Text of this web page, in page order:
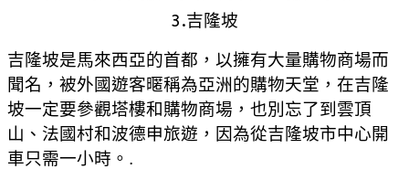
3.吉隆坡
吉隆坡是馬來西亞的首都，以擁有大量購物商場而
聞名，被外國遊客暱稱為亞洲的購物天堂，在吉隆
坡一定要參觀塔樓和購物商場，也別忘了到雲頂
山、法國村和波德申旅遊，因為從吉隆坡市中心開
車只需一小時。.